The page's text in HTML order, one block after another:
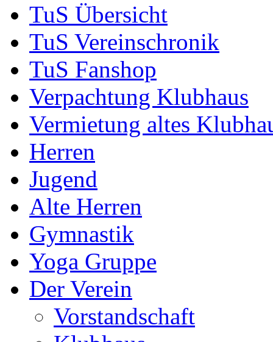
TuS Übersicht
TuS Vereinschronik
TuS Fanshop
Verpachtung Klubhaus
Vermietung altes
Herren
Jugend
Alte Herren
Gymnastik
Yoga Gruppe
Der Verein
Vorstandschaft